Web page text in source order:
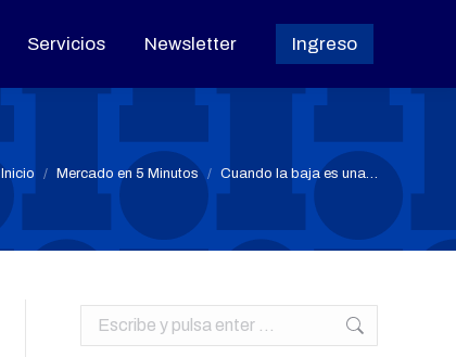
Servicios Newsletter Ingreso
Estás aquí:
Inicio Mercado en 5 Minutos Cuando la baja es una…
Buscar:
Servicios Newsletter Ingreso